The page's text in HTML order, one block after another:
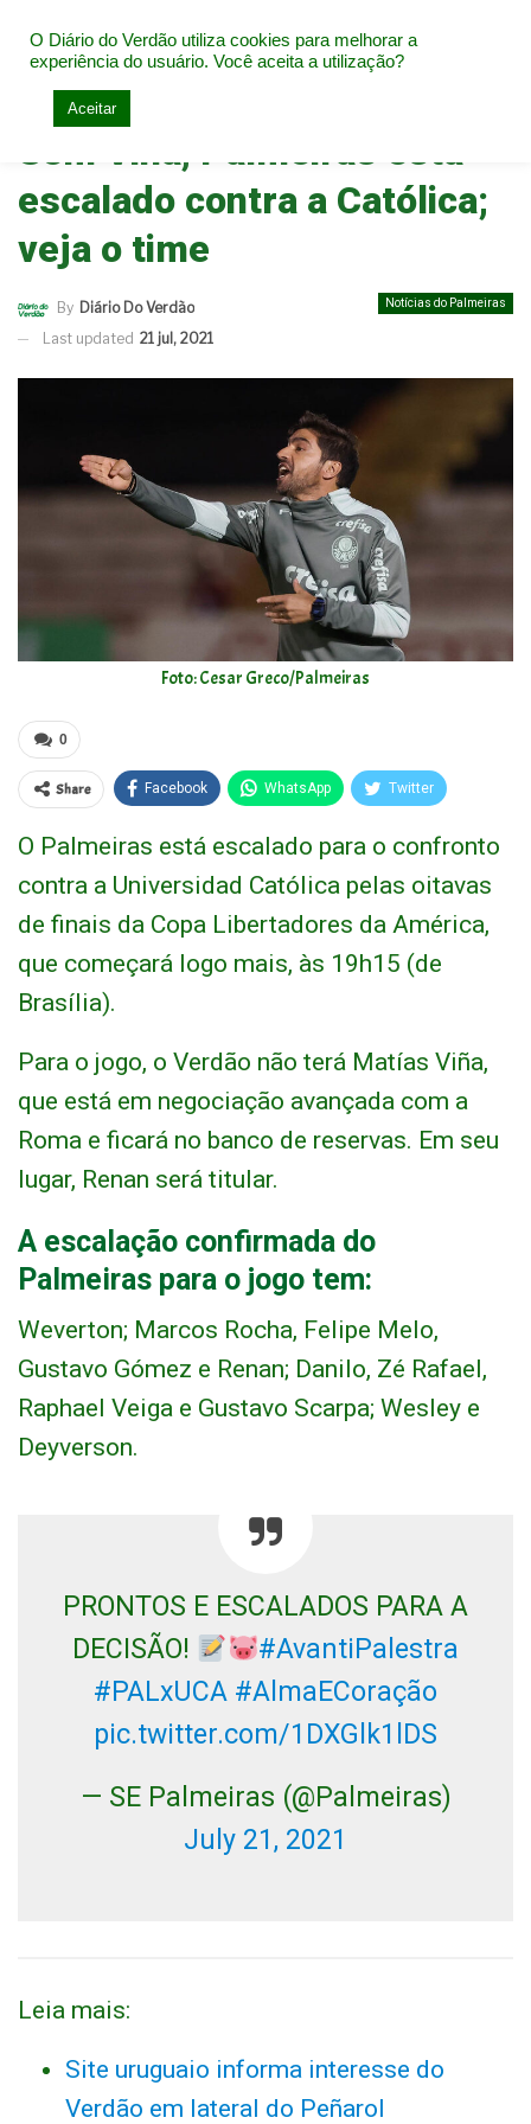
Home Notícias do Palmeiras
Sem Viña, Palmeiras está
escalado contra a Católica;
veja o time
Notícias do Palmeiras
By Diário Do Verdão
Last updated 21 jul, 2021
Foto: Cesar Greco/Palmeiras
0
Share Facebook WhatsApp Twitter
O Palmeiras está escalado para o confronto
contra a Universidad Católica pelas oitavas
de finais da Copa Libertadores da América,
que começará logo mais, às 19h15 (de
Brasília).
Para o jogo, o Verdão não terá Matías Viña,
que está em negociação avançada com a
Roma e ficará no banco de reservas. Em seu
lugar, Renan será titular.
A escalação confirmada do
Palmeiras para o jogo tem:
Weverton; Marcos Rocha, Felipe Melo,
Gustavo Gómez e Renan; Danilo, Zé Rafael,
Raphael Veiga e Gustavo Scarpa; Wesley e
Deyverson.
PRONTOS E ESCALADOS PARA A
DECISÃO!
#AvantiPalestra
#PALxUCA #AlmaECoração
pic.twitter.com/1DXGlk1lDS
— SE Palmeiras (@Palmeiras)
July 21, 2021
Leia mais:
Site uruguaio informa interesse do
Verdão em lateral do Peñarol
O Diário do Verdão utiliza cookies para melhorar a
experiência do usuário. Você aceita a utilização?
Aceitar